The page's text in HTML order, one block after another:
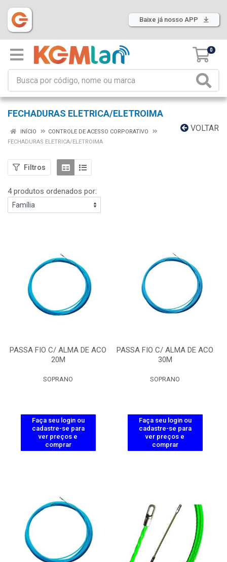
Baixe já nosso APP
0
FECHADURAS ELETRICA/ELETROIMA
VOLTAR
INÍCIO
CONTROLE DE ACESSO CORPORATIVO
FECHADURAS ELETRICA/ELETROIMA
Filtros
4 produtos ordenados por:
PASSA FIO C/ ALMA DE ACO
20M
SOPRANO
Faça seu login ou
cadastre-se para
ver preços e
comprar
PASSA FIO C/ ALMA DE ACO
30M
SOPRANO
Faça seu login ou
cadastre-se para
ver preços e
comprar